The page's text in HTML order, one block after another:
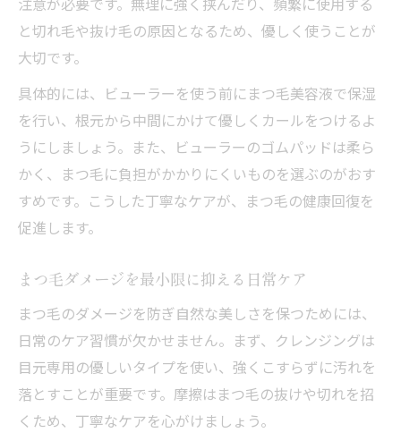
と切れ毛や抜け毛の原因となるため、優しく使うことが
大切です。
具体的には、ビューラーを使う前にまつ毛美容液で保湿
を行い、根元から中間にかけて優しくカールをつけるよ
うにしましょう。また、ビューラーのゴムパッドは柔ら
かく、まつ毛に負担がかかりにくいものを選ぶのがおす
すめです。こうした丁寧なケアが、まつ毛の健康回復を
促進します。
まつ毛ダメージを最小限に抑える日常ケア
まつ毛のダメージを防ぎ自然な美しさを保つためには、
日常のケア習慣が欠かせません。まず、クレンジングは
目元専用の優しいタイプを使い、強くこすらずに汚れを
落とすことが重要です。摩擦はまつ毛の抜けや切れを招
くため、丁寧なケアを心がけましょう。